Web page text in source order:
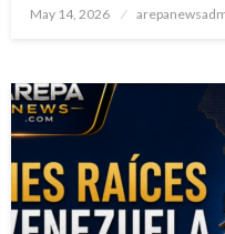
Posted
May 14, 2026